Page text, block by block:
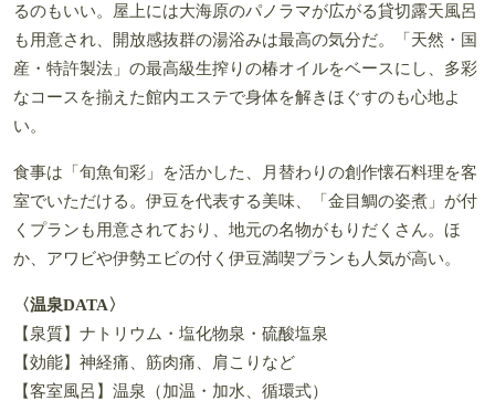
るのもいい。屋上には大海原のパノラマが広がる貸切露天風呂
も用意され、開放感抜群の湯浴みは最高の気分だ。「天然・国
産・特許製法」の最高級生搾りの椿オイルをベースにし、多彩
なコースを揃えた館内エステで身体を解きほぐすのも心地よ
い。
食事は「旬魚旬彩」を活かした、月替わりの創作懐石料理を客
室でいただける。伊豆を代表する美味、「金目鯛の姿煮」が付
くプランも用意されており、地元の名物がもりだくさん。ほ
か、アワビや伊勢エビの付く伊豆満喫プランも人気が高い。
〈温泉DATA〉
【泉質】ナトリウム・塩化物泉・硫酸塩泉
【効能】神経痛、筋肉痛、肩こりなど
【客室風呂】温泉（加温・加水、循環式）